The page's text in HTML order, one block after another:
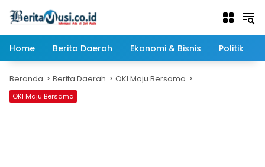
Home
Berita Daerah Ekonomi & Bisnis Politik
Beranda Berita Daerah OKI Maju Bersama
OKI Maju Bersama